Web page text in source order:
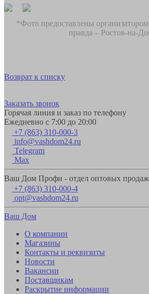
*Фото предоставлены
правда – Ростов-на-
Возврат к списку
Заказать звонок
Горячая линия и заказ по телефону
Ежедневно с 7:00 до 20:00
+7 (863) 310-000-3
info@vashdom24.ru
Telegram
Max
Ваш Дом Профи - отдел оптовых продаж
+7 (863) 310-000-4
opt@vashdom24.ru
Ваш Дом
О компании
Магазины
Контакты и реквизиты
Новости
Вакансии
Поставщикам
Раскрытие информации